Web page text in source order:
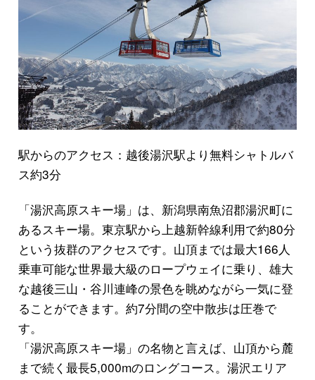
駅からのアクセス：越後湯沢駅より無料シャトルバ
ス約3分
「湯沢高原スキー場」は、新潟県南魚沼郡湯沢町に
あるスキー場。東京駅から上越新幹線利用で約80分
という抜群のアクセスです。山頂までは最大166人
乗車可能な世界最大級のロープウェイに乗り、雄大
な越後三山・谷川連峰の景色を眺めながら一気に登
ることができます。約7分間の空中散歩は圧巻で
す。
「湯沢高原スキー場」の名物と言えば、山頂から麓
まで続く最長5,000mのロングコース。湯沢エリア